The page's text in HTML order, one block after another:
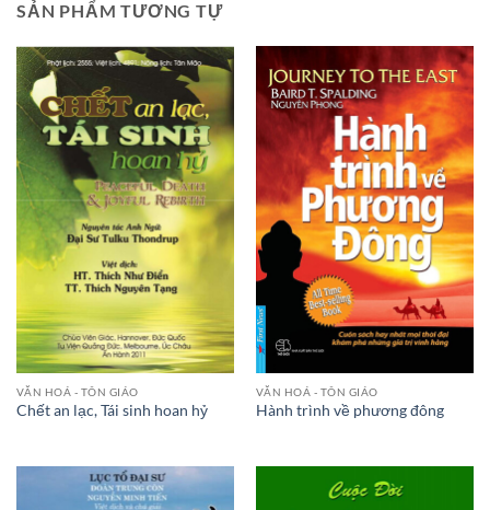
SẢN PHẨM TƯƠNG TỰ
VĂN HOÁ - TÔN GIÁO
Chết an lạc, Tái sinh hoan hỷ
VĂN HOÁ - TÔN GIÁO
Hành trình về phương đông